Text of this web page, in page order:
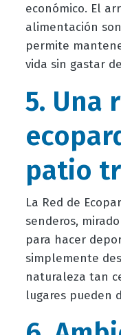
económico. El
alimentación
permite
vida sin gastar
5. Una
patio
La Red de
senderos,
para hacer
simplemente
naturaleza tan
lugares pueden